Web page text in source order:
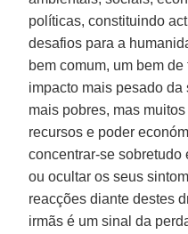
políticas, constituindo
desafios para a
bem comum, um bem
impacto mais pesado
mais pobres, mas
recursos e poder
concentrar-se sobretudo
ou ocultar os seus
reacções diante destes
irmãs é um sinal da